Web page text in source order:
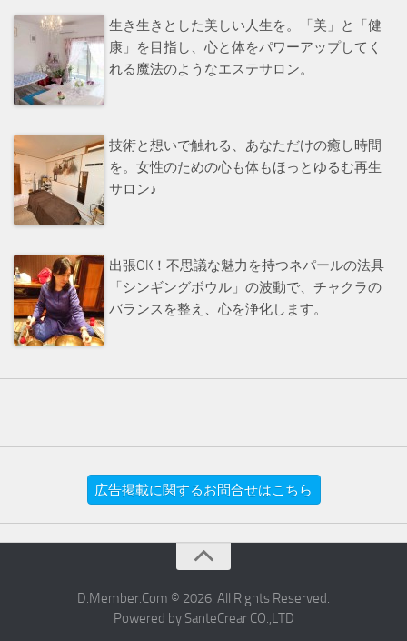
生き生きとした美しい人生を。「美」と「健
康」を目指し、心と体をパワーアップしてく
れる魔法のようなエステサロン。
技術と想いで触れる、あなただけの癒し時間
を。女性のための心も体もほっとゆるむ再生
サロン♪
出張OK！不思議な魅力を持つネパールの法具
「シンギングボウル」の波動で、チャクラの
バランスを整え、心を浄化します。
広告掲載に関するお問合せはこちら
D.Member.Com © 2026. All Rights Reserved.
Powered by SanteCrear CO.,LTD